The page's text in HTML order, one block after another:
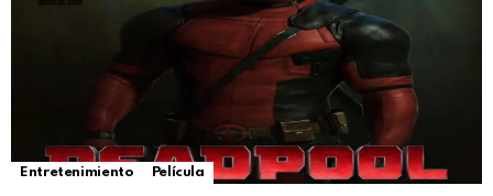
Entretenimiento Película